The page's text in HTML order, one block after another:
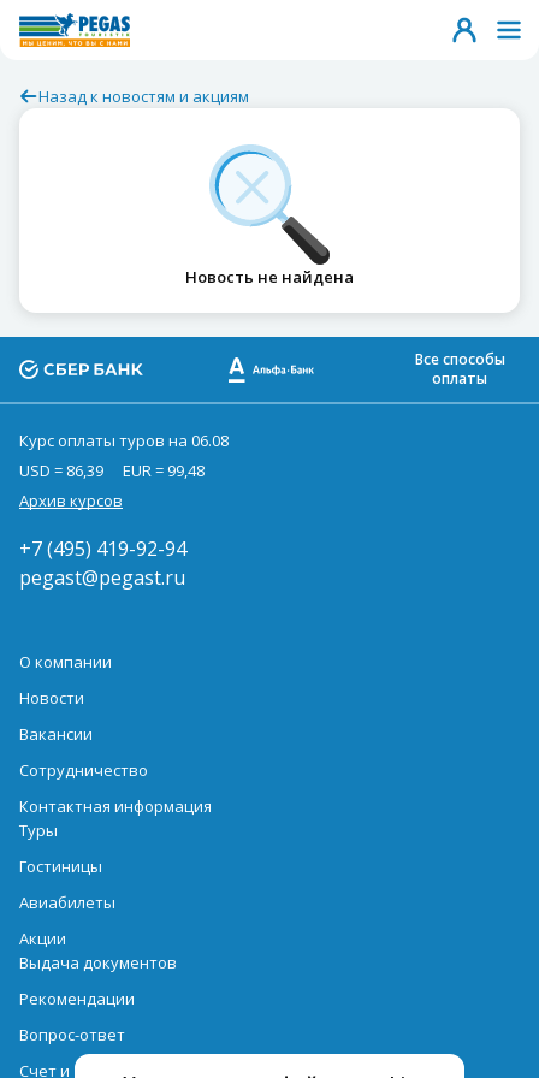
Назад к новостям и акциям
Новость не найдена
Все способы
оплаты
Курс оплаты туров на 06.08
USD = 86,39
EUR = 99,48
Архив курсов
+7 (495) 419-92-94
pegast@pegast.ru
О компании
Новости
Вакансии
Сотрудничество
Контактная информация
Туры
Гостиницы
Авиабилеты
Акции
Выдача документов
Рекомендации
Вопрос-ответ
Счет и оплата